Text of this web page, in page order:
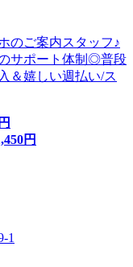
のご案内スタッフ♪
サポート体制◎普段
＆嬉しい週払い/ス
円
円
1